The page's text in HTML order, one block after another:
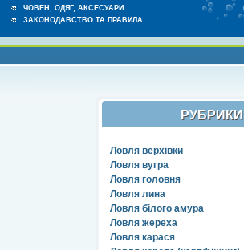
ЧОВЕН, ОДЯГ, АКСЕСУАРИ
ЗАКОНОДАВСТВО ТА ПРАВИЛА
РУБРИКИ
Ловля верхівки
Ловля вугра
Ловля головня
Ловля лина
Ловля білого амура
Ловля жереха
Ловля карася